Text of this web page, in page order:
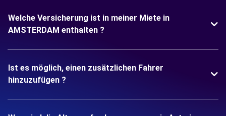
Welche Versicherung ist in meiner Miete in
AMSTERDAM enthalten ?
Ist es möglich, einen zusätzlichen Fahrer
hinzuzufügen ?